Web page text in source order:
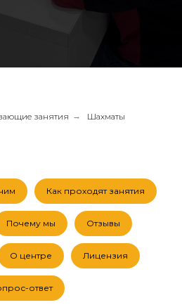
занятия → Шахматы
Как проходят занятия
Почему мы Отзывы
О центре Лицензия
ответ